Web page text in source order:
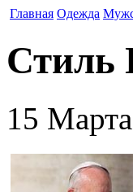
Главная Одежда
Стиль
15